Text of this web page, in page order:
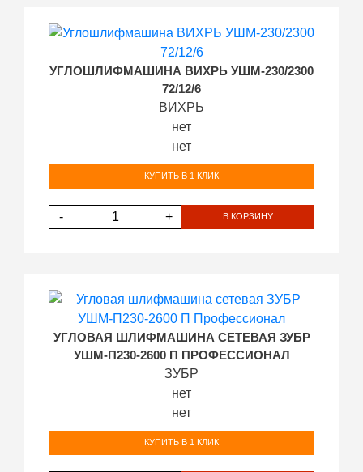
УГЛОШЛИФМАШИНА ВИХРЬ УШМ-230/2300
72/12/6
ВИХРЬ
нет
нет
КУПИТЬ В 1 КЛИК
- + В КОРЗИНУ
УГЛОВАЯ ШЛИФМАШИНА СЕТЕВАЯ ЗУБР
УШМ-П230-2600 П ПРОФЕССИОНАЛ
ЗУБР
нет
нет
КУПИТЬ В 1 КЛИК